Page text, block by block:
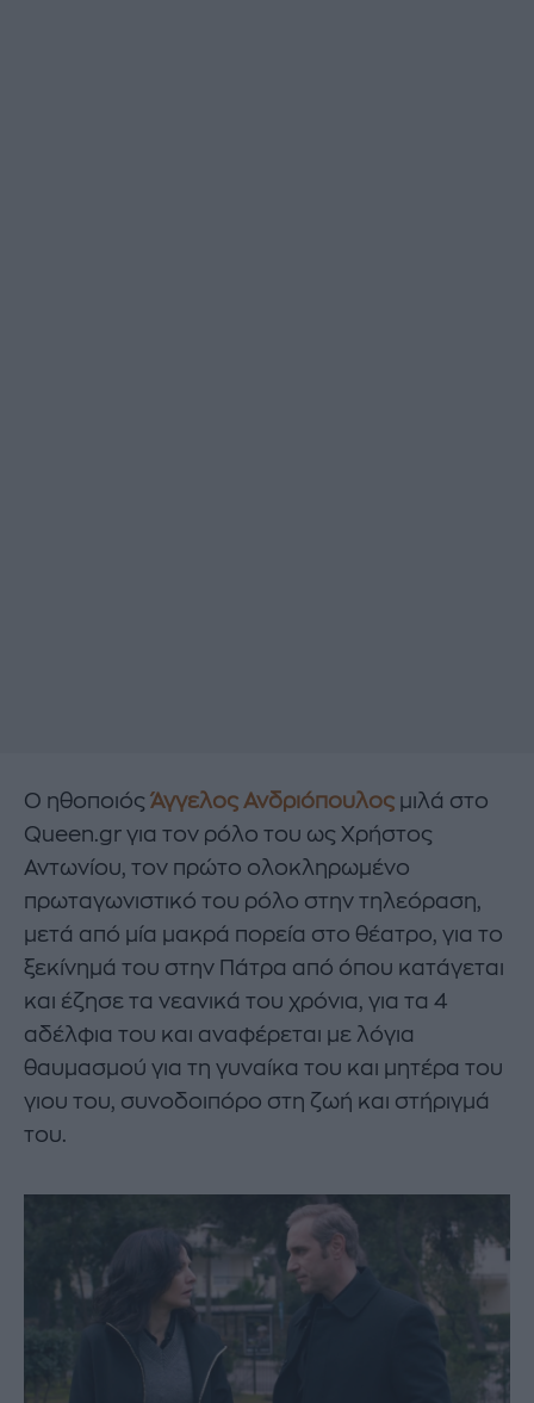
Ο ηθοποιός Άγγελος Ανδριόπουλος μιλά στο
Queen.gr για τον ρόλο του ως Χρήστος
Αντωνίου, τον πρώτο ολοκληρωμένο
πρωταγωνιστικό του ρόλο στην τηλεόραση,
μετά από μία μακρά πορεία στο θέατρο, για το
ξεκίνημά του στην Πάτρα από όπου κατάγεται
και έζησε τα νεανικά του χρόνια, για τα 4
αδέλφια του και αναφέρεται με λόγια
θαυμασμού για τη γυναίκα του και μητέρα του
γιου του, συνοδοιπόρο στη ζωή και στήριγμά
του.